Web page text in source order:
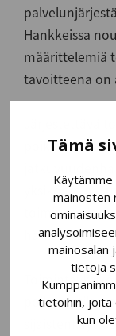
Tämä
mainosten
mainosalan
tietoja
tietoihin, joita
kun
Hankkeissa
määrittelemiä
tavoitteena on
yksiköittäin.
toiminnot ja